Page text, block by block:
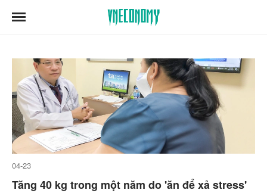
04-23
Tăng 40 kg trong một năm do 'ăn để xả stress'